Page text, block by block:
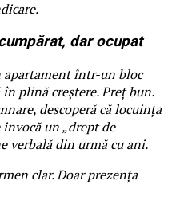
dar ocupat
într-un bloc
plină creștere. Preț bun.
descoperă că locuința
invocă un „drept de
verbală din urmă cu ani.
clar. Doar prezența